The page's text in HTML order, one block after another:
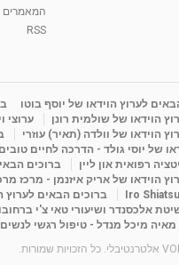
המאמרים
RSS
לערוץ הוידאו של יוסף בוטו
הוידאו של שולמית רונן
ערוצי
הוידאו של וולדה (תאיר) עוזרי
של יוסי גולד - הדרכה לחיים
רפואית און ליין
ברוכים
הוידאו של אריק איזנמן - מרכז
ברוכים הבאים לערוץ
אלכסנדר ושיעורי טאי צ'י
מאיה מיכל מנדל - טיפול רגשי לנשים